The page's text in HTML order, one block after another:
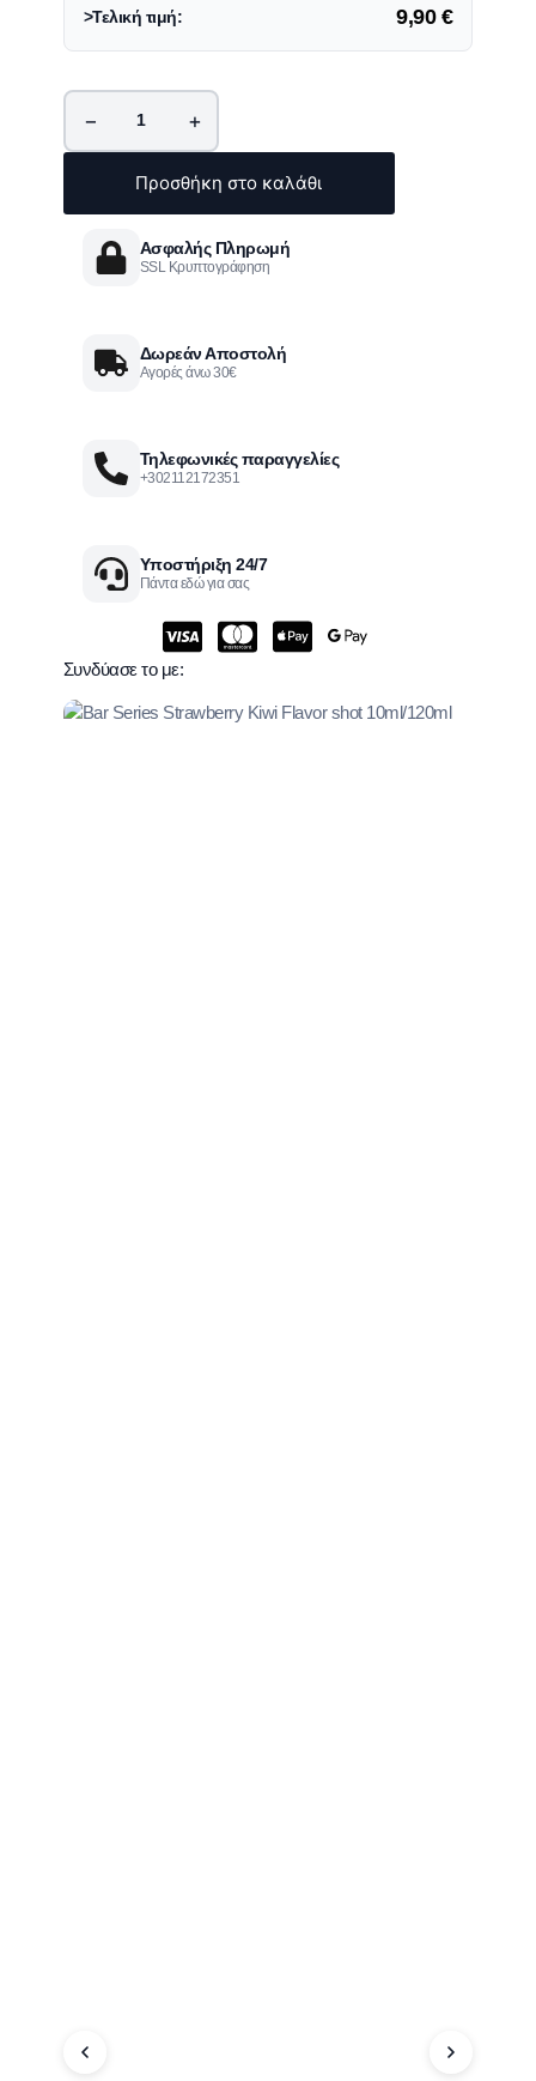
>Τελική τιμή: 9,90 €
− +
Προσθήκη στο καλάθι
Ασφαλής Πληρωμή
SSL Κρυπτογράφηση
Δωρεάν Αποστολή
Αγορές άνω 30€
Τηλεφωνικές παραγγελίες
+302112172351
Υποστήριξη 24/7
Πάντα εδώ για σας
Συνδύασε το με: